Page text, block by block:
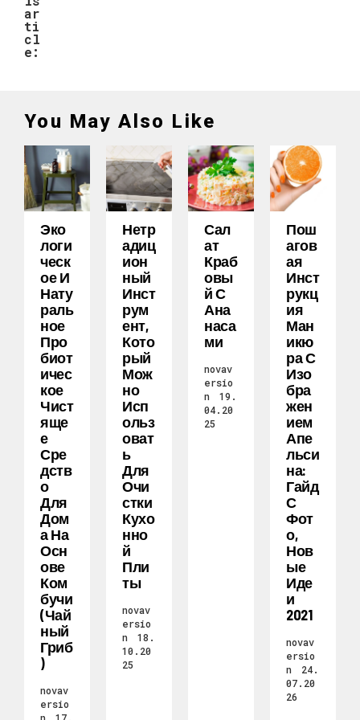
ar
ti
cl
e:
You May Also Like
Эко
Логи
Ческ
Ое И
Нату
Раль
Ное
Про
Биот
Ичес
Кое
Чист
Яще
Е
Сре
Дств
О
Для
Дом
А На
Осн
Ове
Ком
Бучи
(чай
Ный
Гриб
)
novav
ersio
Нетр
Адиц
Ион
Ный
Инст
Рум
Ент,
Кото
Рый
Мож
Но
Исп
Ольз
Оват
Ь
Для
Очи
Стки
Кухо
Нно
Й
Пли
Ты
novav
ersio
n
18.
10.20
25
Сал
Ат
Краб
Овы
Й С
Ана
Наса
Ми
novav
ersio
n
19.
04.20
25
Пош
Агов
Ая
Инст
Рукц
Ия
Ман
Икю
Ра С
Изо
Бра
Жен
Ием
Апе
Льси
На:
Гайд
С
Фот
О,
Нов
Ые
Иде
И
2021
novav
ersio
n
24.
07.20
26